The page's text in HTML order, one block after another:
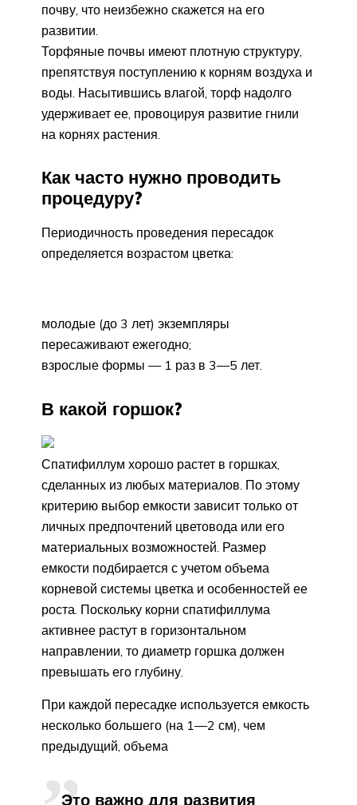
почву, что неизбежно скажется на его
развитии.
Торфяные почвы имеют плотную структуру,
препятствуя поступлению к корням воздуха и
воды. Насытившись влагой, торф надолго
удерживает ее, провоцируя развитие гнили
на корнях растения.
Как часто нужно проводить
процедуру?
Периодичность проведения пересадок
определяется возрастом цветка:
молодые (до 3 лет) экземпляры
пересаживают ежегодно;
взрослые формы — 1 раз в 3—5 лет.
В какой горшок?
Спатифиллум хорошо растет в горшках,
сделанных из любых материалов. По этому
критерию выбор емкости зависит только от
личных предпочтений цветовода или его
материальных возможностей. Размер
емкости подбирается с учетом объема
корневой системы цветка и особенностей ее
роста. Поскольку корни спатифиллума
активнее растут в горизонтальном
направлении, то диаметр горшка должен
превышать его глубину.
При каждой пересадке используется емкость
несколько большего (на 1—2 см), чем
предыдущий, объема
Это важно для развития